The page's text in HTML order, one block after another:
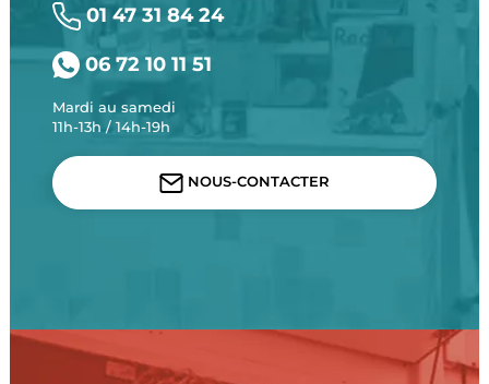
01 47 31 84 24
06 72 10 11 51
Mardi au samedi
11h-13h / 14h-19h
NOUS-CONTACTER